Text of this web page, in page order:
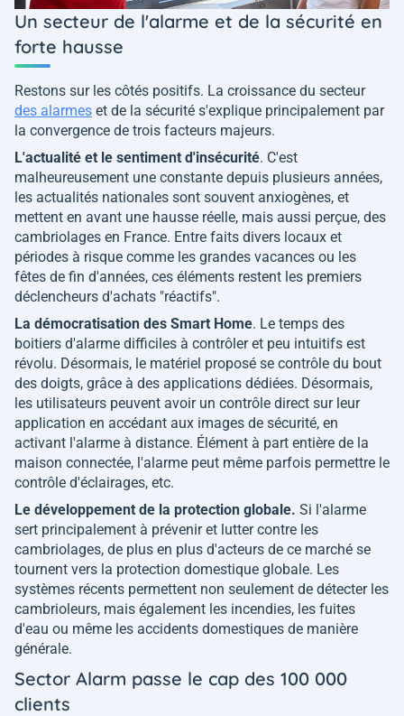
Un secteur de l'alarme et de la sécurité en
forte hausse
Restons sur les côtés positifs. La croissance du secteur
des alarmes et de la sécurité s'explique principalement par
la convergence de trois facteurs majeurs.
L'actualité et le sentiment d'insécurité. C'est
malheureusement une constante depuis plusieurs années,
les actualités nationales sont souvent anxiogènes, et
mettent en avant une hausse réelle, mais aussi perçue, des
cambriolages en France. Entre faits divers locaux et
périodes à risque comme les grandes vacances ou les
fêtes de fin d'années, ces éléments restent les premiers
déclencheurs d'achats "réactifs".
La démocratisation des Smart Home. Le temps des
boitiers d'alarme difficiles à contrôler et peu intuitifs est
révolu. Désormais, le matériel proposé se contrôle du bout
des doigts, grâce à des applications dédiées. Désormais,
les utilisateurs peuvent avoir un contrôle direct sur leur
application en accédant aux images de sécurité, en
activant l'alarme à distance. Élément à part entière de la
maison connectée, l'alarme peut même parfois permettre le
contrôle d'éclairages, etc.
Le développement de la protection globale. Si l'alarme
sert principalement à prévenir et lutter contre les
cambriolages, de plus en plus d'acteurs de ce marché se
tournent vers la protection domestique globale. Les
systèmes récents permettent non seulement de détecter les
cambrioleurs, mais également les incendies, les fuites
d'eau ou même les accidents domestiques de manière
générale.
Sector Alarm passe le cap des 100 000
clients